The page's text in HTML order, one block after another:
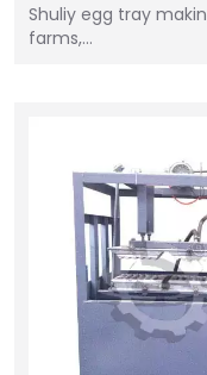
Shuliy egg tray
farms,…